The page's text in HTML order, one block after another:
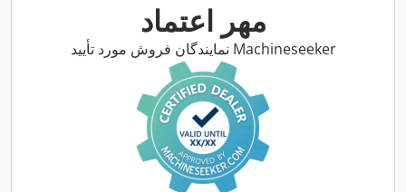
مهر اعتماد
نمایندگان فروش مورد تأیید Machineseeker